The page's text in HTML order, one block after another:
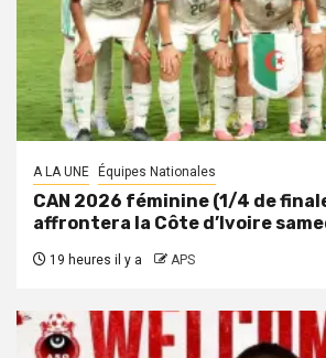
A LA UNE Équipes Nationales
CAN 2026 féminine (1/4 de
affrontera la Côte d’Ivoire
19 heures il y a APS